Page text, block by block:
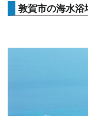
敦賀市の海水